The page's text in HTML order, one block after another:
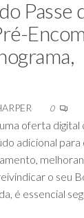
Passe
0
oferta digital
adicional
o seu
é essencial